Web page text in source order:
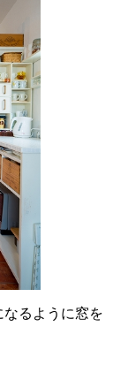
るように窓を